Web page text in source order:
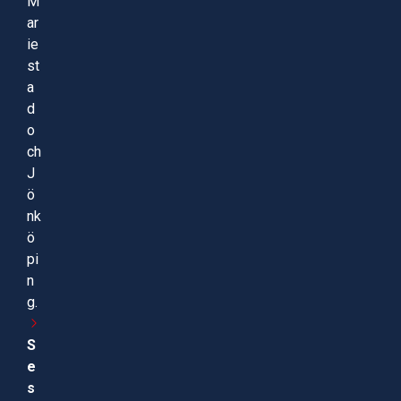
ar
ie
st
a
d
o
ch
J
ö
nk
ö
pi
n
g.
S
e
s